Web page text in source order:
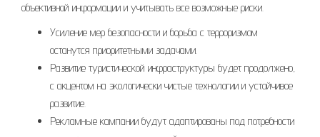
объективной информации и учитывать все возможные риски.
Усиление мер безопасности и борьба с терроризмом
останутся приоритетными задачами.
Развитие туристической инфраструктуры будет продолжено,
с акцентом на экологически чистые технологии и устойчивое
развитие.
Рекламные кампании будут адаптированы под потребности